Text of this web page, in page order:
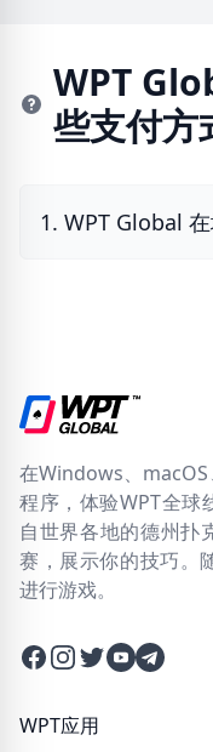
WPT
些支付方
1. WPT Global
在Windows、
程序，体验WPT全球
自世界各地的德州扑
赛，展示你的技巧。
进行游戏。
Facebook
Instagram
Twitter
Twitter
Twitter
WPT应用